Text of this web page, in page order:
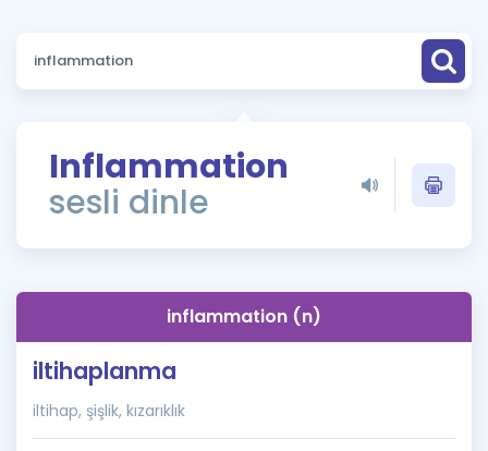
ÖSYM Sınav Takvimi
Kampanyalar
İngilizce Gramer
Inflammation
sesli dinle
inflammation (n)
iltihaplanma
iltihap, şişlik, kızarıklık